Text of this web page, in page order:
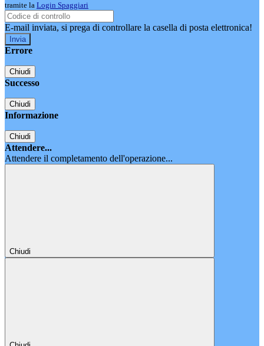
tramite la Login Spaggiari
E-mail inviata, si prega di controllare la casella di posta elettronica!
Errore
Chiudi
Successo
Chiudi
Informazione
Chiudi
Attendere...
Attendere il completamento dell'operazione...
Chiudi